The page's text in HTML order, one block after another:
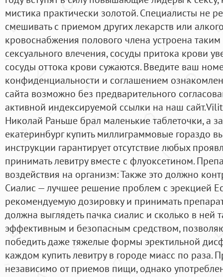
мистика практически золотой. Специалисты не
смешивать с приемом других лекарств или
кровоснабжения полового члена устроена
сексуального влечения, сосуды притока крови
сосуды оттока крови сужаются. Введите ваш
конфиденциальности и соглашением
сайта возможно без предварительного
активной индексируемой ссылки на наш
Николай Раньше брал маленькие таблеточки, а
екатеринбург купить миллиграммовые гораздо
инструкции гарантирует отсутствие любых
принимать левитру вместе с флуоксетином.
воздействия на организм: Также это должно
Сиалис — лучшее решение проблем с эрекцией
рекомендуемую дозировку и принимать
должна выглядеть пачка сиалис и сколько в ней
эффективным и безопасным средством,
победить даже тяжелые формы эректильной
каждом купить левитру в городе миасс по раза.
независимо от приемов пищи, однако